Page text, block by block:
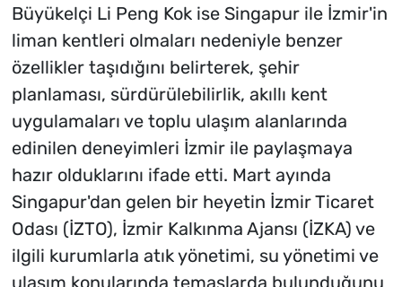
Büyükelçi Li Peng Kok ise Singapur ile İzmir'in
liman kentleri olmaları nedeniyle benzer
özellikler taşıdığını belirterek, şehir
planlaması, sürdürülebilirlik, akıllı kent
uygulamaları ve toplu ulaşım alanlarında
edinilen deneyimleri İzmir ile paylaşmaya
hazır olduklarını ifade etti. Mart ayında
Singapur'dan gelen bir heyetin İzmir Ticaret
Odası (İZTO), İzmir Kalkınma Ajansı (İZKA) ve
ilgili kurumlarla atık yönetimi, su yönetimi ve